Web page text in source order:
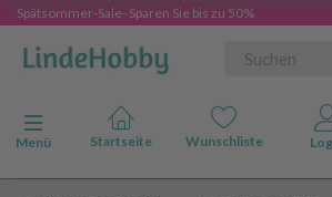
Spätsommer-Sale- Sparen Sie bis zu 50%
Anzeige ändern
Menü